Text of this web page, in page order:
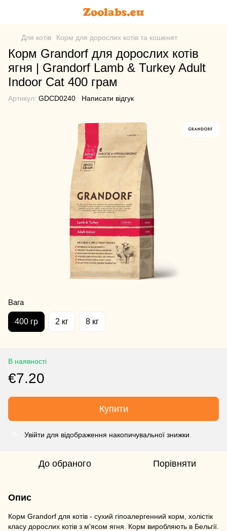
Для котів Корм для дорослих котів та кошенят
Корм Grandorf для дорослих котів
ягня | Grandorf Lamb & Turkey Adult
Indoor Cat 400 грам
Артикул: GDCD0240 Написати відгук
Вага
400 гр 2 кг 8 кг
В наявності
€7.20
Купити
Увійти для відображення накопичувальної знижки
До обраного Порівняти
Опис
Корм Grandorf для котів - сухий гіпоалергенний корм, холістік
класу дорослих котів з м'ясом ягня. Корм виробляють в Бельгії.